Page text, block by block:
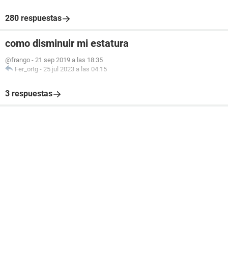
280 respuestas
como disminuir mi estatura
@frango - 21 sep 2019 a las 18:35
Fer_ortg - 25 jul 2023 a las 04:15
3 respuestas